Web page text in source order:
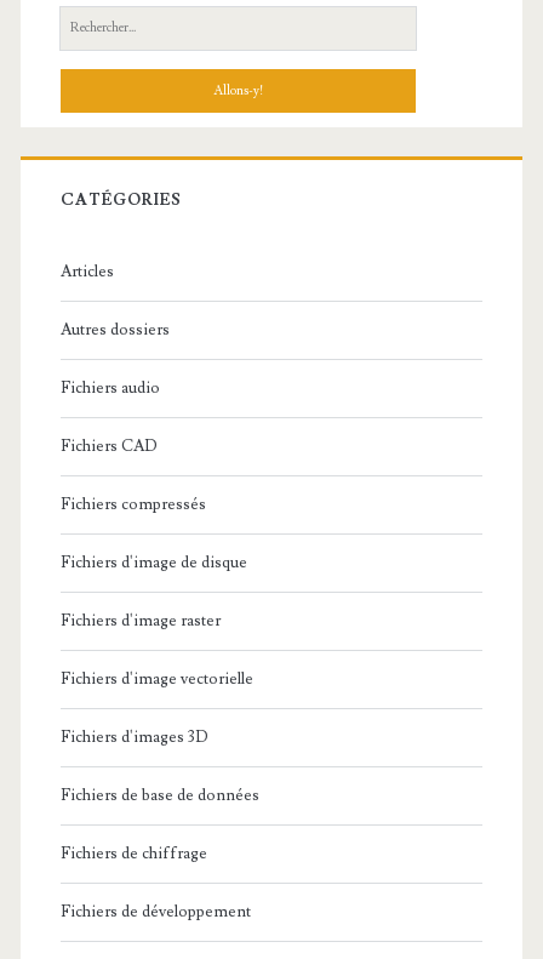
R
e
h
r
c
:
CATÉGORIES
Articles
Autres dossiers
Fichiers audio
Fichiers CAD
Fichiers compressés
Fichiers d'image de disque
Fichiers d'image raster
Fichiers d'image vectorielle
Fichiers d'images 3D
Fichiers de base de données
Fichiers de chiffrage
Fichiers de développement